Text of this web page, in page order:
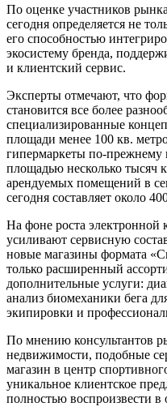
По оценке участников
сегодня определяется не
его способностью
экосистему бренда,
и клиентский сервис.
Эксперты отмечают, что
становится все более
специализированные
площади менее 100 кв.
гипермаркеты по-прежнему
площадью несколько тысяч
арендуемых помещений в
сегодня составляет около
На фоне роста
усиливают сервисную
новые магазины формата
только расширенный
дополнительные услуги:
анализ биомеханики бега
экипировки и
По мнению консультантов
недвижимости, подобные
магазин в центр
уникальное клиентское
полностью воспроизвести в